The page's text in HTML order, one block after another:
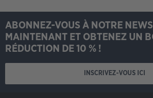
ABONNEZ-VOUS À NOTRE
MAINTENANT ET OBTENEZ UN
RÉDUCTION DE 10 % !
INSCRIVEZ-VOUS ICI